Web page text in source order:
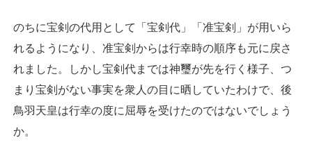
のちに宝剣の代用として「宝剣代」「准宝剣」が用いら
れるようになり、准宝剣からは行幸時の順序も元に戻さ
れました。しかし宝剣代までは神璽が先を行く様子、つ
まり宝剣がない事実を衆人の目に晒していたわけで、後
鳥羽天皇は行幸の度に屈辱を受けたのではないでしょう
か。